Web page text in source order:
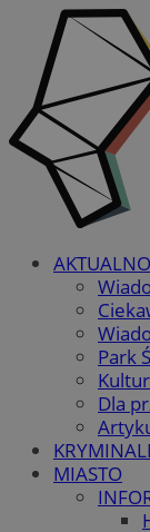
Park
Dla
MIASTO